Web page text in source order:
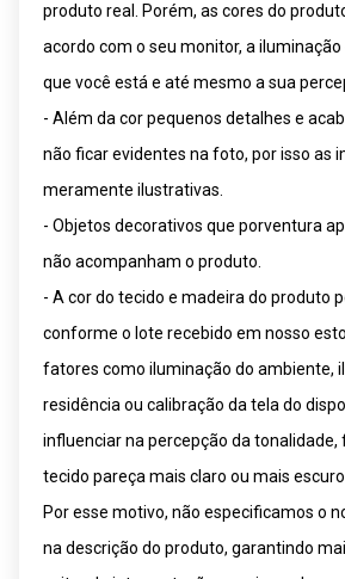
produto real. Porém, as cores do
acordo com o seu monitor, a
que você está e até mesmo a sua
- Além da cor pequenos detalhes e
não ficar evidentes na foto, por isso as
meramente ilustrativas.
- Objetos decorativos que porventura
não acompanham o produto.
- A cor do tecido e madeira do produto
conforme o lote recebido em nosso
fatores como iluminação do ambiente,
residência ou calibração da tela do
influenciar na percepção da tonalidade,
tecido pareça mais claro ou mais escuro.
Por esse motivo, não especificamos o
na descrição do produto, garantindo